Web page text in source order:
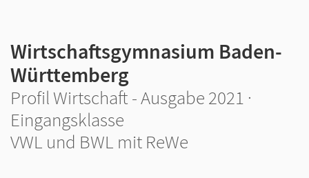
Wirtschaftsgymnasium Baden-
Württemberg
Profil Wirtschaft - Ausgabe 2021 ·
Eingangsklasse
VWL und BWL mit ReWe